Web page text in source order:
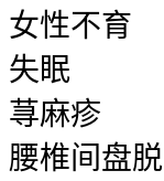
女性不育
失眠
荨麻疹
腰椎间盘